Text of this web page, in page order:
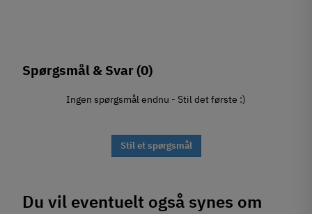
Spørgsmål & Svar(0)
Ingen spørgsmål endnu - Stil det første :)
Stil et spørgsmål
Du vil eventuelt også synes om